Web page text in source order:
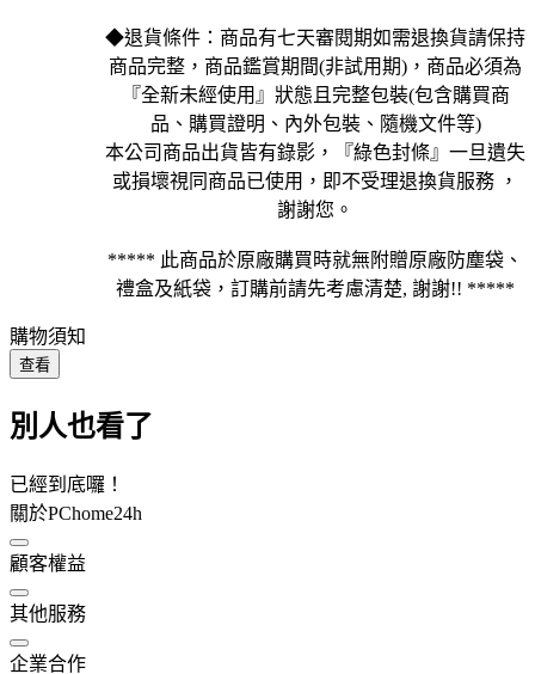
◆退貨條件：商品有七天審閱期如需退換貨請保持
商品完整，商品鑑賞期間(非試用期)，商品必須為
『全新未經使用』狀態且完整包裝(包含購買商
品、購買證明、內外包裝、隨機文件等)
本公司商品出貨皆有錄影，『綠色封條』一旦遺失
或損壞視同商品已使用，即不受理退換貨服務 ，
謝謝您。
***** 此商品於原廠購買時就無附贈原廠防塵袋、
禮盒及紙袋，訂購前請先考慮清楚, 謝謝!! *****
購物須知
查看
別人也看了
已經到底囉！
關於PChome24h
顧客權益
其他服務
企業合作